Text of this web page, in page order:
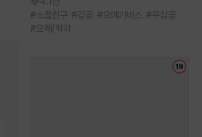
#소꿉친구 #강공 #오메가버스 #무심공
#오해/착각